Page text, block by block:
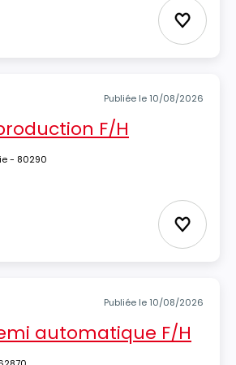
Ajouter
Publiée le 10/08/2026
F/H
- 80290
Ajouter
Publiée le 10/08/2026
automatique F/H